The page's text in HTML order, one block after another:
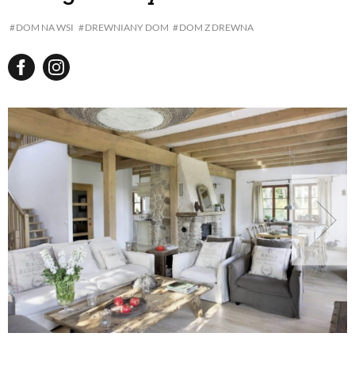
DOM NA WSI DREWNIANY DOM DOM Z DREWNA